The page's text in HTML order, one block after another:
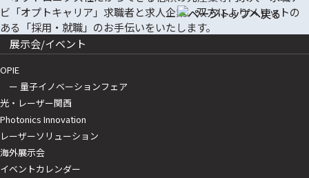
展示会/イベント
OPIE
ー 量子イノベーションフェア
光・レーザー関西
Photonics Innovation
レーザーソリューション
海外展示会
イベントカレンダー